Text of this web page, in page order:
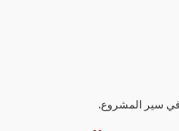
في سير المشروع.